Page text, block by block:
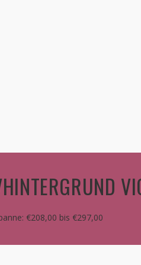
€208,00 bis €297,00